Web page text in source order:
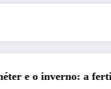
Entre o Falso e